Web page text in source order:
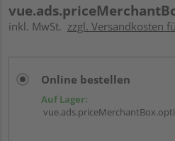
inkl. MwSt. zzgl. Versandkosten
Online bestellen
Auf Lager: